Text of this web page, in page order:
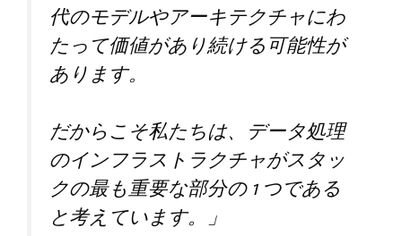
代のモデルやアーキテクチャにわ
たって価値があり続ける可能性が
あります。
だからこそ私たちは、データ処理
のインフラストラクチャがスタッ
クの最も重要な部分の 1 つである
と考えています。」